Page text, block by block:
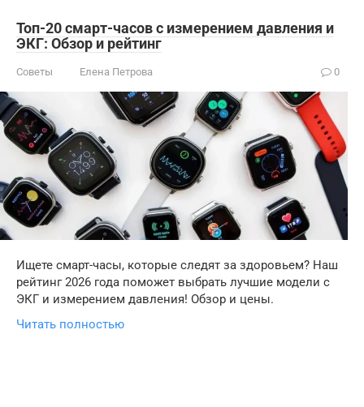
Топ-20 смарт-часов с измерением давления и
ЭКГ: Обзор и рейтинг
Советы Елена Петрова 0
Ищете смарт-часы, которые следят за здоровьем? Наш
рейтинг 2026 года поможет выбрать лучшие модели с
ЭКГ и измерением давления! Обзор и цены.
Читать полностью